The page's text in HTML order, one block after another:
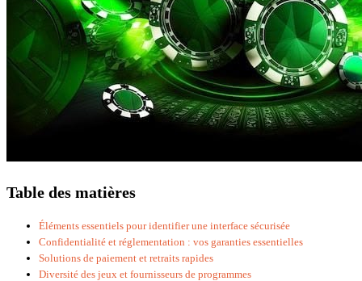
Table des matières
Éléments essentiels pour identifier une interface sécurisée
Confidentialité et réglementation : vos garanties essentielles
Solutions de paiement et retraits rapides
Diversité des jeux et fournisseurs de programmes